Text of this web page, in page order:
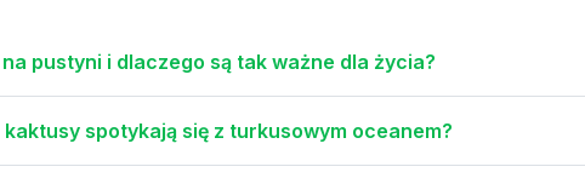
pustyni i dlaczego są tak ważne dla życia?
spotykają się z turkusowym oceanem?